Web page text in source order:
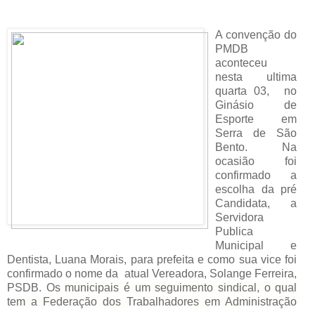
A convenção do
PMDB
aconteceu
nesta ultima
quarta 03, no
Ginásio de
Esporte em
Serra de São
Bento. Na
ocasião foi
confirmado a
escolha da pré
Candidata, a
Servidora
Publica
Municipal e
Dentista, Luana Morais, para prefeita e como sua vice foi
confirmado o nome da atual Vereadora, Solange Ferreira,
PSDB. Os municipais é um seguimento sindical, o qual
tem a
Federação dos Trabalhadores em Administração